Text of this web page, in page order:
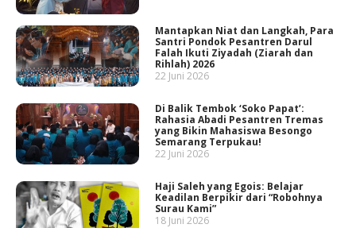
Mantapkan Niat dan Langkah, Para
Santri Pondok Pesantren Darul
Falah Ikuti Ziyadah (Ziarah dan
Rihlah) 2026
22 Juni 2026
Di Balik Tembok ‘Soko Papat’:
Rahasia Abadi Pesantren Tremas
yang Bikin Mahasiswa Besongo
Semarang Terpukau!
22 Juni 2026
Haji Saleh yang Egois: Belajar
Keadilan Berpikir dari “Robohnya
Surau Kami”
18 Juni 2026